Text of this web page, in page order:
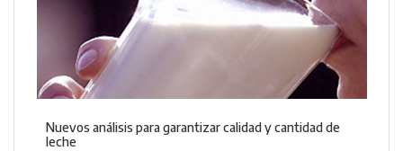
Nuevos análisis para garantizar calidad y cantidad de
leche